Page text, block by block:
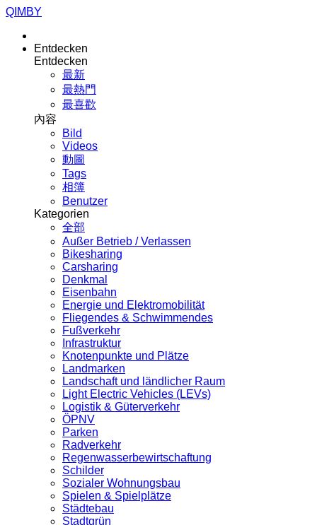
QIMBY
Entdecken
Entdecken
最新
最熱門
最喜歡
內容
Bild
Videos
動圖
Tags
相簿
Benutzer
Kategorien
全部
Außer Betrieb / Verlassen
Bikesharing
Carsharing
Denkmal
Eisenbahn
Energie und Elektromobilität
Fliegendes & Schwimmendes
Fußverkehr
Infrastruktur
Knotenpunkte und Plätze
Landmarken
Landschaft und ländlicher Raum
Light Electric Vehicles (LEVs)
Logistik & Güterverkehr
ÖPNV
Parken
Radverkehr
Regenwasserbewirtschaftung
Schilder
Sozialer Wohnungsbau
Spielen & Spielplätze
Städtebau
Stadtgrün